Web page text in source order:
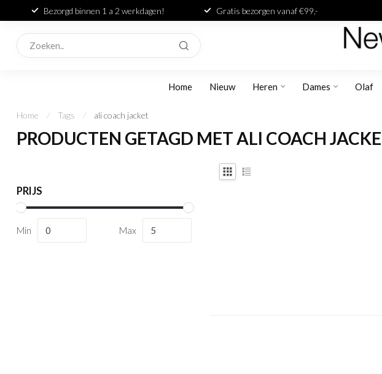
Bezorgd binnen 1 a 2 werkdagen! Gratis bezorgen vanaf €99,-
Home Nieuw Heren Dames Olaf
Home / Tags / ali coach jacket
PRODUCTEN GETAGD MET ALI COACH
PRIJS
Min Max